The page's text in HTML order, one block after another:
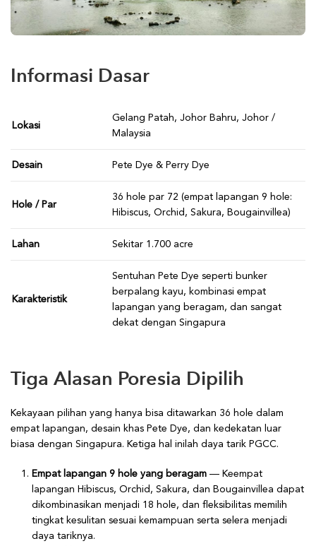
Informasi Dasar
Lokasi
Gelang Patah, Johor Bahru, Johor /
Malaysia
Desain Pete Dye & Perry Dye
Hole / Par
36 hole par 72 (empat lapangan 9 hole:
Hibiscus, Orchid, Sakura, Bougainvillea)
Lahan Sekitar 1.700 acre
Karakteristik
Sentuhan Pete Dye seperti bunker
berpalang kayu, kombinasi empat
lapangan yang beragam, dan sangat
dekat dengan Singapura
Tiga Alasan Poresia Dipilih
Kekayaan pilihan yang hanya bisa ditawarkan 36 hole dalam
empat lapangan, desain khas Pete Dye, dan kedekatan luar
biasa dengan Singapura. Ketiga hal inilah daya tarik PGCC.
Empat lapangan 9 hole yang beragam — Keempat
lapangan Hibiscus, Orchid, Sakura, dan Bougainvillea dapat
dikombinasikan menjadi 18 hole, dan fleksibilitas memilih
tingkat kesulitan sesuai kemampuan serta selera menjadi
daya tariknya.